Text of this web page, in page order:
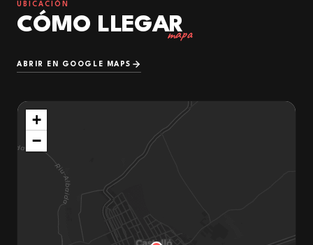
UBICACIÓN
CÓMO LLEGAR
mapa
ABRIR EN GOOGLE MAPS
+
−